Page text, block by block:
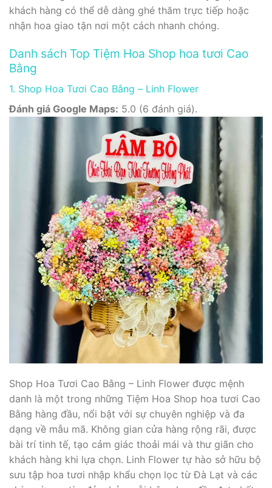
khách hàng có thể dễ dàng ghé thăm trực tiếp hoặc
nhận hoa giao tận nơi một cách nhanh chóng.
Danh sách Top Tiệm Hoa Shop hoa tươi Cao
Bằng
1. Shop Hoa Tươi Cao Bằng – Linh Flower
Đánh giá Google Maps: 5.0 (6 đánh giá).
Shop Hoa Tươi Cao Bằng – Linh Flower được mệnh
danh là một trong những Tiệm Hoa Shop hoa tươi Cao
Bằng hàng đầu, nổi bật với sự chuyên nghiệp và đa
dạng về mẫu mã. Không gian cửa hàng rộng rãi, được
bài trí tinh tế, tạo cảm giác thoải mái và thư giãn cho
khách hàng khi lựa chọn. Linh Flower tự hào sở hữu bộ
sưu tập hoa tươi nhập khẩu chọn lọc từ Đà Lạt và các